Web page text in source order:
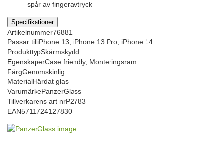
spår av fingeravtryck
Specifikationer
Artikelnummer76881
Passar tilliPhone 13, iPhone 13 Pro, iPhone 14
ProdukttypSkärmskydd
EgenskaperCase friendly, Monteringsram
FärgGenomskinlig
MaterialHärdat glas
VarumärkePanzerGlass
Tillverkarens art nrP2783
EAN5711724127830